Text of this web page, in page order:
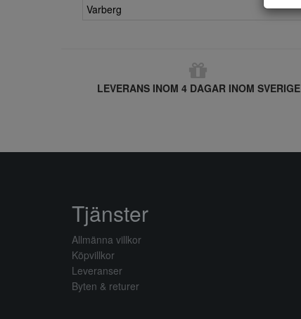
Varberg
LEVERANS INOM 4 DAGAR INOM SVERIGE
Tjänster
Allmänna villkor
Köpvillkor
Leveranser
Byten & returer